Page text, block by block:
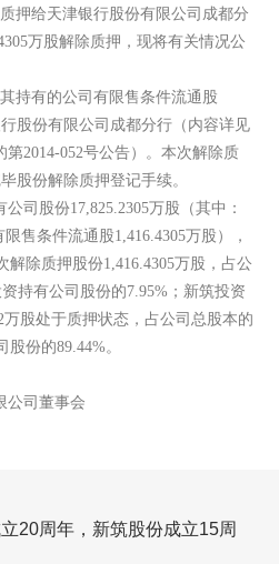
押给天津银行股份有限公司成都分
万股解除质押，现将有关情况公
持有的公司有限售条件流通股
股份有限公司成都分行（内容详见
第2014-052号公告）。本次解除质
股份解除质押登记手续。
司股份17,825.2305万股（其中：
售条件流通股1,416.4305万股），
解除质押股份1,416.4305万股，占公
持有公司股份的7.95%；新筑投资
股处于质押状态，占公司总股本的
份的89.44%。
公司董事会
20周年，新筑股份成立15周